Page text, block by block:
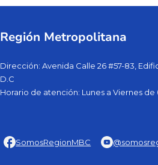
Región Metropolitana
Dirección: Avenida Calle 26 #57-83,
D.C
Horario de atención: Lunes a Viernes de
SomosRegionMBC